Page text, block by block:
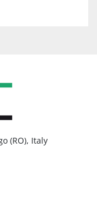
(RO), Italy